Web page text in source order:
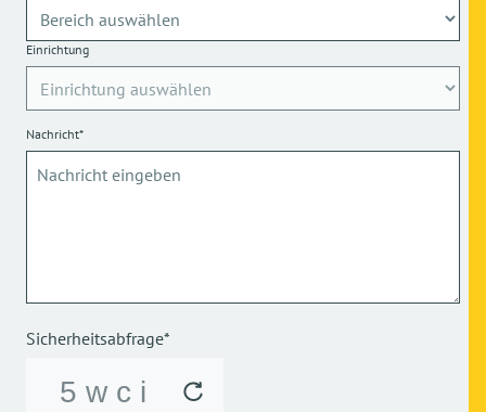
Einrichtung
Nachricht*
Sicherheitsabfrage*